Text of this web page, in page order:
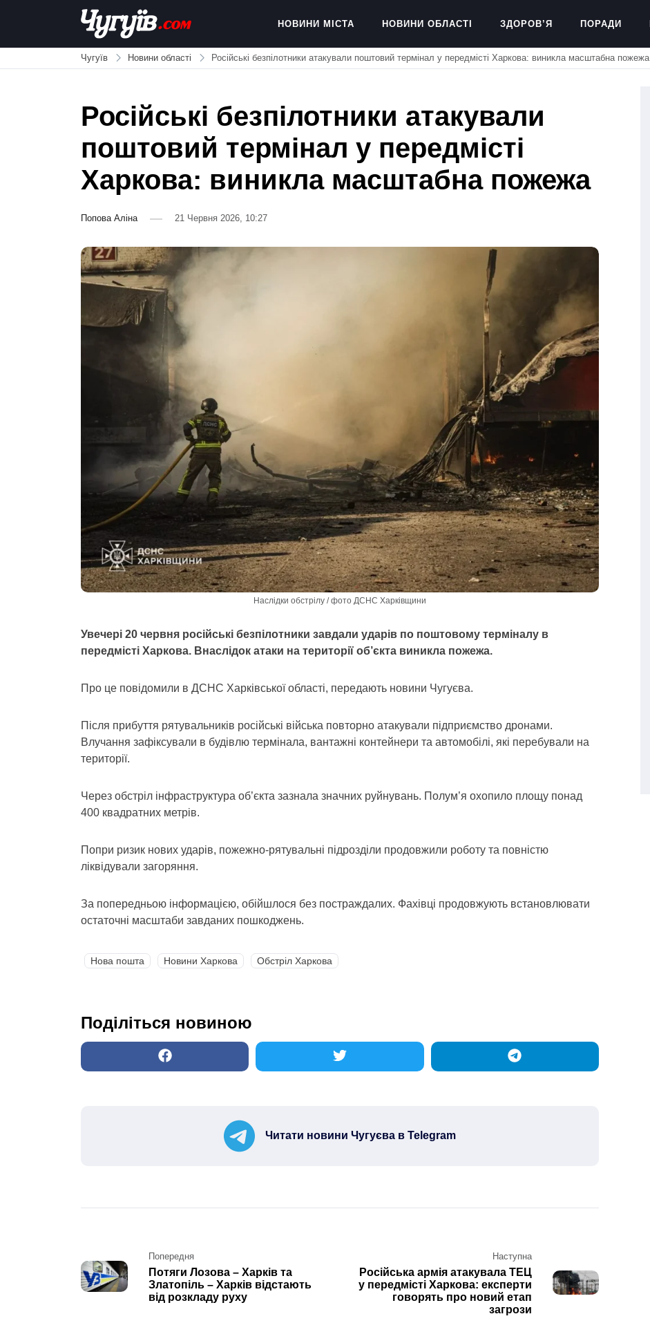
Chuguiv
НОВИНИ МІСТА НОВИНИ ОБЛАСТІ ЗДОРОВ’Я ПОРАДИ
Чугуїв Новини області Російські безпілотники атакували поштовий термінал у передмісті Харкова: виникла масштабна пожежа
Російські безпілотники атакували
поштовий термінал у передмісті
Харкова: виникла масштабна пожежа
Попова Аліна 21 Червня 2026, 10:27
Наслідки обстрілу / фото ДСНС Харківщини
Увечері 20 червня російські безпілотники завдали ударів по поштовому терміналу в
передмісті Харкова. Внаслідок атаки на території об’єкта виникла пожежа.
Про це повідомили в ДСНС Харківської області, передають новини Чугуєва.
Після прибуття рятувальників російські війська повторно атакували підприємство дронами.
Влучання зафіксували в будівлю термінала, вантажні контейнери та автомобілі, які перебували на
території.
Через обстріл інфраструктура об’єкта зазнала значних руйнувань. Полум’я охопило площу понад
400 квадратних метрів.
Попри ризик нових ударів, пожежно-рятувальні підрозділи продовжили роботу та повністю
ліквідували загоряння.
За попередньою інформацією, обійшлося без постраждалих. Фахівці продовжують встановлювати
остаточні масштаби завданих пошкоджень.
Нова пошта Новини Харкова Обстріл Харкова
Поділіться новиною
Читати новини Чугуєва в Telegram
Post
navigation
Попередня
Потяги Лозова – Харків та
Златопіль – Харків відстають
від розкладу руху
Наступна
Російська армія атакувала ТЕЦ
у передмісті Харкова: експерти
говорять про новий етап
загрози